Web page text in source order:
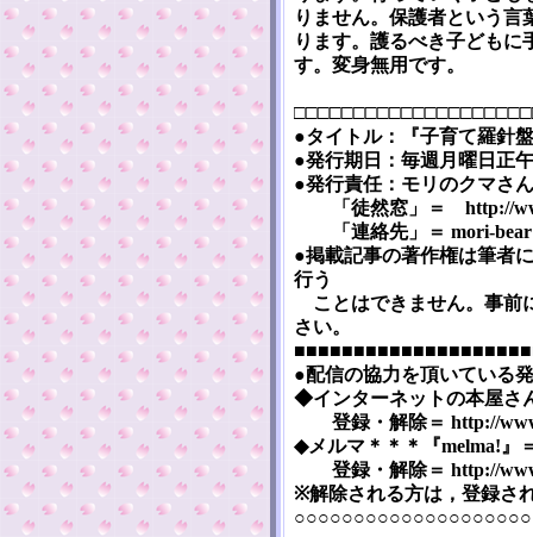
りません。保護者という言
ります。護るべき子どもに
す。変身無用です。
●タイトル：『子育て羅針
●発行期日：毎週月曜日正
●発行責任：モリのクマさ
「徒然窓」＝ http://
「連絡先」＝ mori-
●掲載記事の著作権は筆者
行う
ことはできません。事前
さい。
●配信の協力を頂いている
◆インターネットの本屋さ
登録・解除＝ http://
◆メルマ＊＊＊『melma!』
登録・解除＝ http://
※解除される方は，登録さ